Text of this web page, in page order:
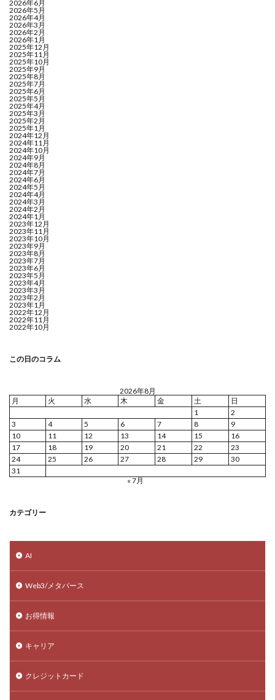
2026年6月
2026年5月
2026年4月
2026年3月
2026年2月
2026年1月
2025年12月
2025年11月
2025年10月
2025年9月
2025年8月
2025年7月
2025年6月
2025年5月
2025年4月
2025年3月
2025年2月
2025年1月
2024年12月
2024年11月
2024年10月
2024年9月
2024年8月
2024年7月
2024年6月
2024年5月
2024年4月
2024年3月
2024年2月
2024年1月
2023年12月
2023年11月
2023年10月
2023年9月
2023年8月
2023年7月
2023年6月
2023年5月
2023年4月
2023年3月
2023年2月
2023年1月
2022年12月
2022年11月
2022年10月
この日のコラム
2026年8月
月
火 水 木 金 土
日
1
2
3
4 5 6 7 8
9
10
11 12 13 14 15
16
17
18 19 20 21 22
23
24
25 26 27 28 29
30
31
« 7月
カテゴリー
AI
Web3/メタバース
お得情報
キャリア
クレジットカード